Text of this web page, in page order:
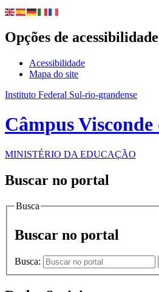
Opções de acessibilidade
Acessibilidade
Mapa do site
Instituto Federal Sul-rio-grandense
Câmpus
MINISTÉRIO DA EDUCAÇÃO
Buscar no portal
Busca
Buscar no portal
Busca: